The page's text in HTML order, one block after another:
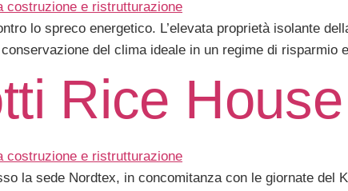
lo spreco energetico. L’elevata proprietà isolante
del clima ideale in un regime di risparmio
Rice House
la sede Nordtex, in concomitanza con le giornate del